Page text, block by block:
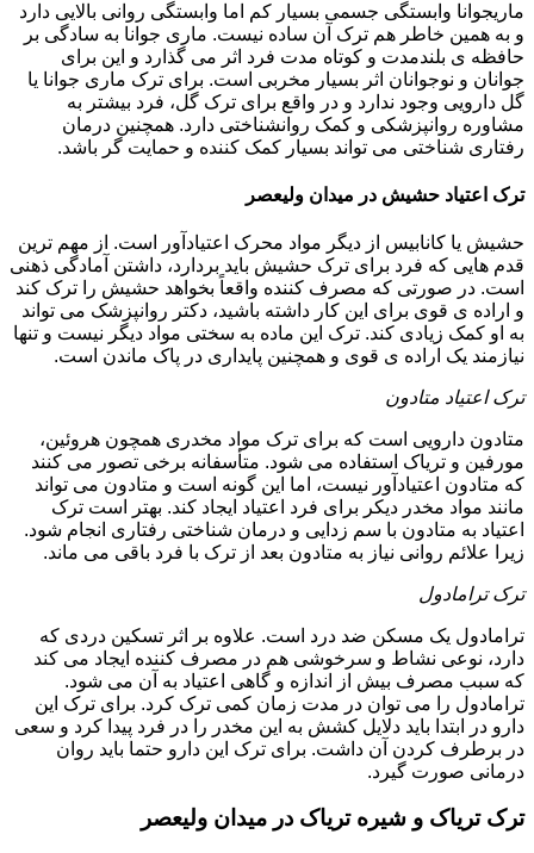
ماریجوانا وابستگی جسمی بسیار کم اما وابستگی روانی بالایی دارد
و به همین خاطر هم ترک آن ساده نیست. ماری جوانا به سادگی بر
حافظه ی بلندمدت و کوتاه مدت فرد اثر می گذارد و این برای
جوانان و نوجوانان اثر بسیار مخربی است. برای ترک ماری جوانا یا
گل دارویی وجود ندارد و در واقع برای ترک گل، فرد بیشتر به
مشاوره روانپزشکی و کمک روانشناختی دارد. همچنین درمان
رفتاری شناختی می تواند بسیار کمک کننده و حمایت گر باشد.
ترک اعتیاد حشیش در میدان ولیعصر
حشیش یا کانابیس از دیگر مواد محرک اعتیادآور است. از مهم ترین
قدم هایی که فرد برای ترک حشیش باید بردارد، داشتن آمادگی ذهنی
است. در صورتی که مصرف کننده واقعاً بخواهد حشیش را ترک کند
و اراده ی قوی برای این کار داشته باشید، دکتر روانپزشک می تواند
به او کمک زیادی کند. ترک این ماده به سختی مواد دیگر نیست و تنها
نیازمند یک اراده ی قوی و همچنین پایداری در پاک ماندن است.
ترک اعتیاد متادون
متادون دارویی است که برای ترک مواد مخدری همچون هروئین،
مورفین و تریاک استفاده می شود. متأسفانه برخی تصور می کنند
که متادون اعتیادآور نیست، اما این گونه است و متادون می تواند
مانند مواد مخدر دیکر برای فرد اعتیاد ایجاد کند. بهتر است ترک
اعتیاد به متادون با سم زدایی و درمان شناختی رفتاری انجام شود.
زیرا علائم روانی نیاز به متادون بعد از ترک با فرد باقی می ماند.
ترک ترامادول
ترامادول یک مسکن ضد درد است. علاوه بر اثر تسکین دردی که
دارد، نوعی نشاط و سرخوشی هم در مصرف کننده ایجاد می کند
که سبب مصرف بیش از اندازه و گاهی اعتیاد به آن می شود.
ترامادول را می توان در مدت زمان کمی ترک کرد. برای ترک این
دارو در ابتدا باید دلایل کشش به این مخدر را در فرد پیدا کرد و سعی
در برطرف کردن آن داشت. برای ترک این دارو حتما باید روان
درمانی صورت گیرد.
ترک تریاک و شیره تریاک در میدان ولیعصر